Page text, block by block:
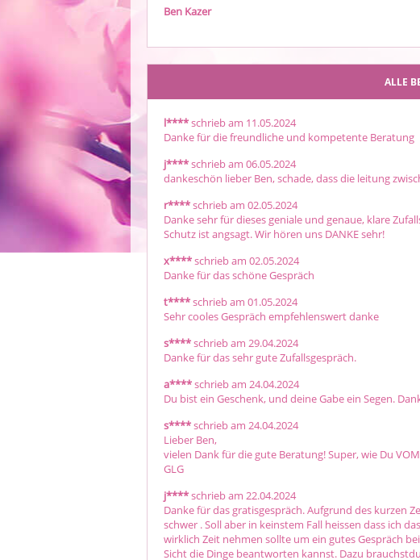
Ben Kazer
ALLE
l****schrieb am 11.05.2024
Danke für die freundliche und kompetente Beratung
j****schrieb am 06.05.2024
dankeschön lieber Ben, schade, dass die leitung
r****schrieb am 02.05.2024
Danke sehr für dieses geniale und genaue, klare
Schutz ist angsagt. Wir hören uns DANKE sehr!
x****schrieb am 02.05.2024
Danke für das schöne Gespräch
t****schrieb am 01.05.2024
Sehr cooles Gespräch empfehlenswert danke
s****schrieb am 29.04.2024
Danke für das sehr gute Zufallsgespräch.
a****schrieb am 24.04.2024
Du bist ein Geschenk, und deine Gabe ein Segen.
s****schrieb am 24.04.2024
Lieber Ben,
vielen Dank für die gute Beratung! Super, wie Du
GLG
j****schrieb am 22.04.2024
Danke für das gratisgespräch. Aufgrund des kurzen
schwer . Soll aber in keinstem Fall heissen dass ich
wirklich Zeit nehmen sollte um ein gutes Gespräch
Sicht die Dinge beantworten kannst. Dazu